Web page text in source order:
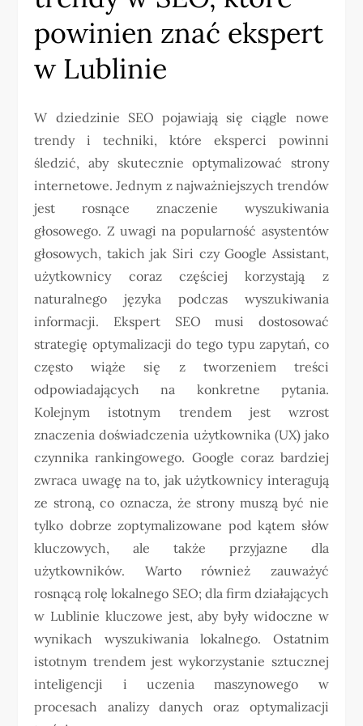
powinien znać ekspert
w Lublinie
W dziedzinie SEO pojawiają się ciągle nowe
trendy i techniki, które eksperci powinni
śledzić, aby skutecznie optymalizować strony
internetowe. Jednym z najważniejszych trendów
jest rosnące znaczenie wyszukiwania
głosowego. Z uwagi na popularność asystentów
głosowych, takich jak Siri czy Google Assistant,
użytkownicy coraz częściej korzystają z
naturalnego języka podczas wyszukiwania
informacji. Ekspert SEO musi dostosować
strategię optymalizacji do tego typu zapytań, co
często wiąże się z tworzeniem treści
odpowiadających na konkretne pytania.
Kolejnym istotnym trendem jest wzrost
znaczenia doświadczenia użytkownika (UX) jako
czynnika rankingowego. Google coraz bardziej
zwraca uwagę na to, jak użytkownicy interagują
ze stroną, co oznacza, że strony muszą być nie
tylko dobrze zoptymalizowane pod kątem słów
kluczowych, ale także przyjazne dla
użytkowników. Warto również zauważyć
rosnącą rolę lokalnego SEO; dla firm działających
w Lublinie kluczowe jest, aby były widoczne w
wynikach wyszukiwania lokalnego. Ostatnim
istotnym trendem jest wykorzystanie sztucznej
inteligencji i uczenia maszynowego w
procesach analizy danych oraz optymalizacji